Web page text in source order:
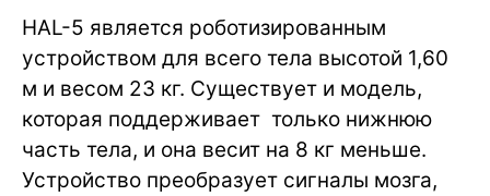
HAL-5 является роботизированным
устройством для всего тела высотой 1,60
м и весом 23 кг. Существует и модель,
которая поддерживает только нижнюю
часть тела, и она весит на 8 кг меньше.
Устройство преобразует сигналы мозга,